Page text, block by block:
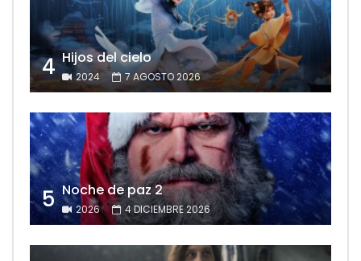
4 Hijos del cielo
2024 7 AGOSTO 2026
5 Noche de paz 2
2026 4 DICIEMBRE 2026